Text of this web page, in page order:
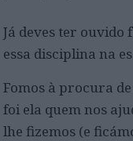
Já deves ter ouvido
essa disciplina na
Fomos à procura
foi ela quem nos
lhe fizemos (e